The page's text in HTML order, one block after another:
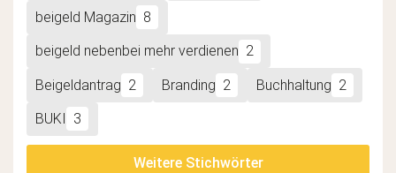
beigeld Magazin 8
beigeld nebenbei mehr verdienen 2
Beigeldantrag 2 Branding 2 Buchhaltung 2
BUKI 3
Weitere Stichwörter